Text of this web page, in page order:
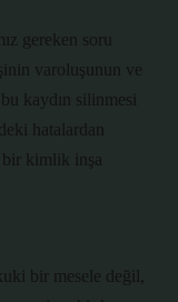
gereken soru
varoluşunun ve
kaydın silinmesi
hatalardan
bir kimlik inşa
bir mesele değil,